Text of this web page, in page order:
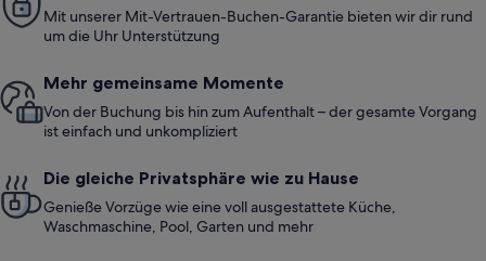
Mit unserer Mit-Vertrauen-Buchen-Garantie bieten wir dir rund
um die Uhr Unterstützung
Mehr gemeinsame Momente
Von der Buchung bis hin zum Aufenthalt – der gesamte Vorgang
ist einfach und unkompliziert
Die gleiche Privatsphäre wie zu Hause
Genieße Vorzüge wie eine voll ausgestattete Küche,
Waschmaschine, Pool, Garten und mehr